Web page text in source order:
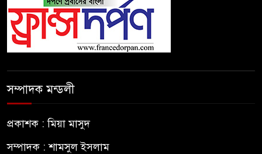
সম্পাদক মন্ডলী
প্রকাশক : মিয়া মাসুদ
সম্পাদক : শামসুল ইসলাম